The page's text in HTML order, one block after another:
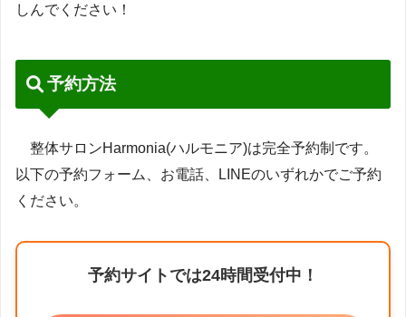
しんでください！
予約方法
整体サロンHarmonia(ハルモニア)は完全予約制です。
以下の予約フォーム、お電話、LINEのいずれかでご予約
ください。
予約サイトでは24時間受付中！